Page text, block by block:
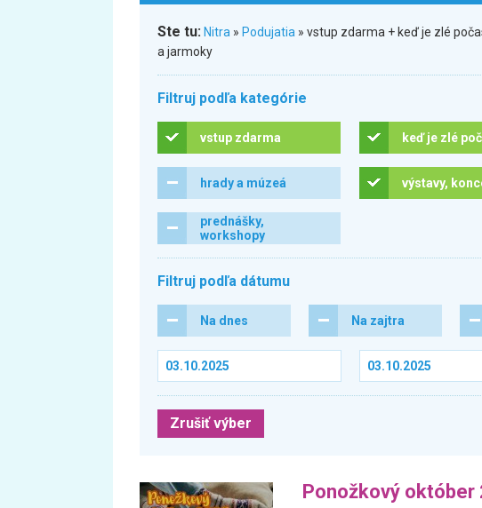
Ste tu: Nitra » Podujatia » vstup zdarma + keď je zlé
a jarmoky
Filtruj podľa kategórie
vstup zdarma keď je zlé
hrady a múzeá výstavy,
prednášky,
workshopy
Filtruj podľa dátumu
Na dnes Na zajtra
Zrušiť výber
Ponožkový október